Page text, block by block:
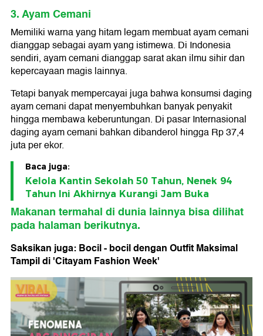
3. Ayam Cemani
Memiliki warna yang hitam legam membuat ayam cemani
dianggap sebagai ayam yang istimewa. Di Indonesia
sendiri, ayam cemani dianggap sarat akan ilmu sihir dan
kepercayaan magis lainnya.
Tetapi banyak mempercayai juga bahwa konsumsi daging
ayam cemani dapat menyembuhkan banyak penyakit
hingga membawa keberuntungan. Di pasar Internasional
daging ayam cemani bahkan dibanderol hingga Rp 37,4
juta per ekor.
Baca juga:
Kelola Kantin Sekolah 50 Tahun, Nenek 94
Tahun Ini Akhirnya Kurangi Jam Buka
Makanan termahal di dunia lainnya bisa dilihat
pada halaman berikutnya.
Saksikan juga: Bocil - bocil dengan Outfit Maksimal
Tampil di 'Citayam Fashion Week'